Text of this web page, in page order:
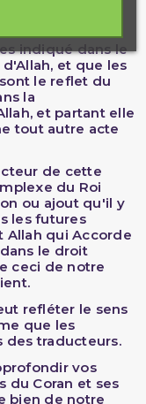
la traduction
minutie est
indiqué dans le
et que les
le reflet du
la
et partant elle
tout autre acte
de cette
du Roi
ou ajout qu'il y
les futures
Allah qui Accorde
le droit
ceci de notre
refléter le sens
que les
des traducteurs.
vos
du Coran et ses
bien de notre